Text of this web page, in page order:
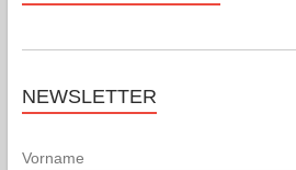
NEWSLETTER
Vorname